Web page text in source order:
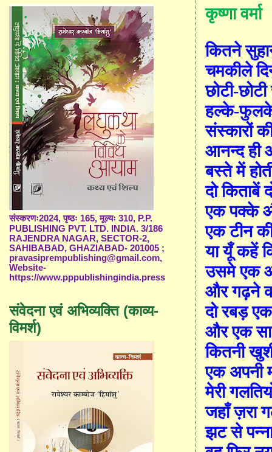
कृष्णा वर्मा
कितने
चमकीले
छोटी-
हल्के-फुलके
संस्कारों
आनन्दही
बस्ते में
दो किताबें
एक पक्के
एक टीन
या यूँ कहें
उसमे एक
और गढ़ने
दो रबड़
और एक
कितनी
एक अपनी
मेरी
जहाँ ज़रा
झट से
संस्करणः2024, पृष्ठः 165, मूल्यः 310, P.P.
PUBLISHING PVT. LTD. INDIA. 3/186
RAJENDRA NAGAR, SECTOR-2,
SAHIBABAD, GHAZIABAD- 201005 ;
pravasiprempublishing@gmail.com,
Website-
https://www.pppublishingindia.press
संवेदना एवं अभिव्यक्ति (काव्य-
विमर्श)